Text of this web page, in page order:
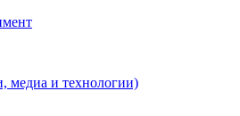
медиа и технологии)